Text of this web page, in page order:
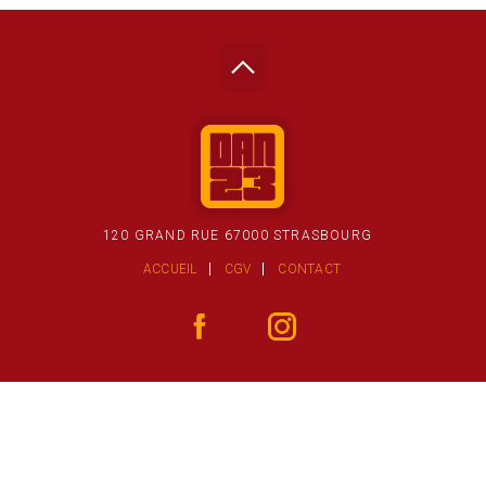
120 GRAND RUE 67000 STRASBOURG
ACCUEIL CGV CONTACT